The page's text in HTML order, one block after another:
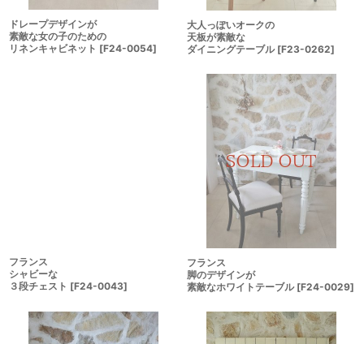
ドレープデザインが
素敵な女の子のための
リネンキャビネット [F24-0054]
大人っぽいオークの
天板が素敵な
ダイニングテーブル [F23-0262]
フランス
シャビーな
３段チェスト [F24-0043]
フランス
脚のデザインが
素敵なホワイトテーブル [F24-0029]